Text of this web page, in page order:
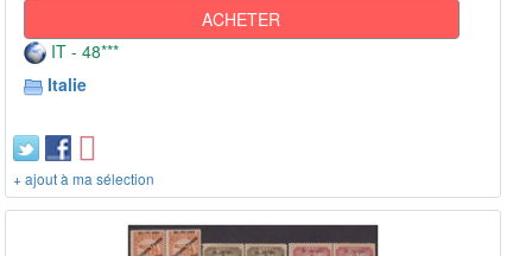
ACHETER
IT - 48***
Italie
+ ajout à ma sélection